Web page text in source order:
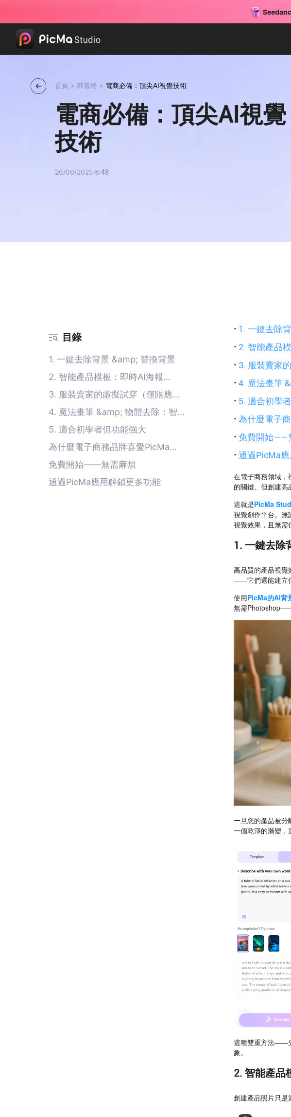
首頁 > 部落格 > 電商必備：頂尖AI視覺技術
電商必備：頂尖AI視覺
技術
26/06/2025 48
目錄
1. 一鍵去除背景 &amp; 替換背景
2. 智能產品模板：即時AI海報
&amp; 標誌
3. 服裝賣家的虛擬試穿（僅限應
用）
4. 魔法畫筆 &amp; 物體去除：智
能、無縫清理
5. 適合初學者但功能強大
為什麼電子商務品牌喜愛PicMa
Studio
免費開始——無需麻煩
通過PicMa應用解鎖更多功能
· 1. 一鍵去除
· 2. 智能產品
· 3. 服裝賣家
·4. 魔法畫筆
· 5. 適合初學
·為什麼電子
· 免費開始——
·通過PicMa
在電子商務領域
的關鍵。但創建高
這就是PicMa
視覺創作平台。無
視覺效果，且無需
1. 一鍵去除
高品質的產品視
——它們還能建立
使用PicMa的AI背
無需
一旦您的產品被分
一個乾淨的漸變，
這種雙重方法——
象。
2. 智能產品
創建產品照片只是